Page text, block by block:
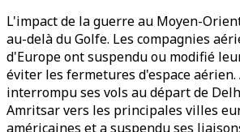
L'impact de la guerre au Moyen-
au-delà du Golfe. Les compagnies
d'Europe ont suspendu ou modifié
éviter les fermetures d'espace
interrompu ses vols au départ de
Amritsar vers les principales villes
américaines et a suspendu ses